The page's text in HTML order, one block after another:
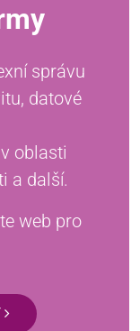
správu
datové
oblasti
a další.
web pro